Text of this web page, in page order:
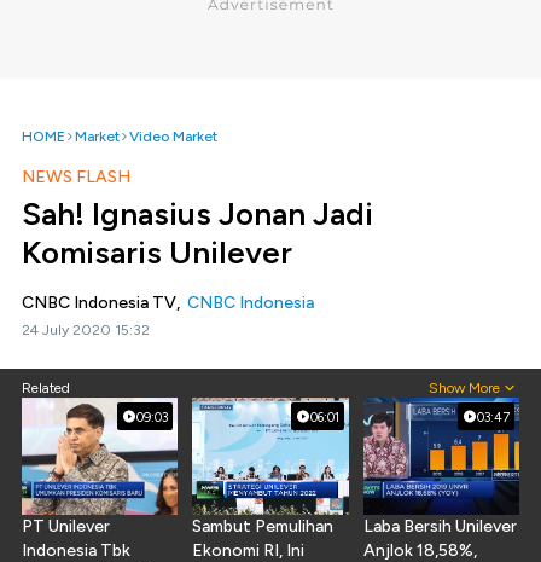
HOME Market Video Market
NEWS FLASH
Sah! Ignasius Jonan Jadi
Komisaris Unilever
CNBC Indonesia TV, CNBC Indonesia
24 July 2020 15:32
Related Show More
09:03
PT Unilever
Indonesia Tbk
06:01
Sambut Pemulihan
Ekonomi RI, Ini
03:47
Laba Bersih Unilever
Anjlok 18,58%,